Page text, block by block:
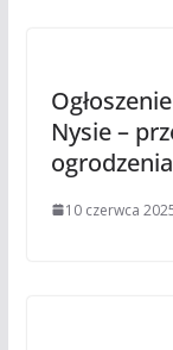
Nysie –
ogrodzenia
10 czerwca